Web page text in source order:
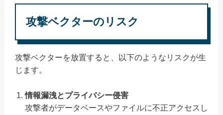
攻撃ベクターのリスク
攻撃ベクターを放置すると、以下のようなリスクが生
じます。
情報漏洩とプライバシー侵害
攻撃者がデータベースやファイルに不正アクセスし